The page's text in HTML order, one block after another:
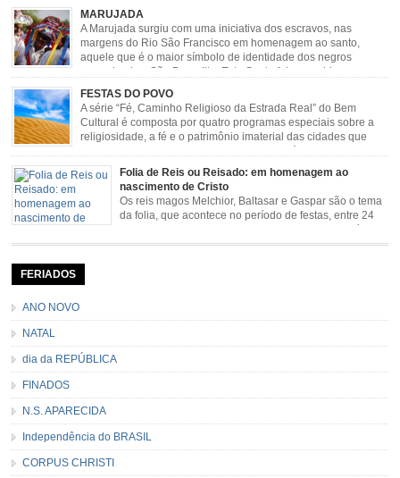
de boi, carreteada, carreiros, candeeiros, boiadas, carapinas, artesãos,
exposição agropecuária, ou seja é um ponto forte […]
MARUJADA
A Marujada surgiu com uma iniciativa dos escravos, nas
margens do Rio São Francisco em homenagem ao santo,
aquele que é o maior símbolo de identidade dos negros
escravizados, São Benedito. Este Santo foi assumido como
sendo milagroso e grande protetor de suas causas. o ponto alto da festa de
São Benedito é a Marujada. […]
FESTAS DO POVO
A série “Fé, Caminho Religioso da Estrada Real” do Bem
Cultural é composta por quatro programas especiais sobre a
religiosidade, a fé e o patrimônio imaterial das cidades que
fazem parte rota religiosa que liga os Santuários de Nossa
Senhora da Piedade (MG) e Nossa Senhora da Conceição Aparecida (SP)
pela Estrada Real. Quarto episódio […]
Folia de Reis ou Reisado: em homenagem ao
nascimento de Cristo
Os reis magos Melchior, Baltasar e Gaspar são o tema
da folia, que acontece no período de festas, entre 24
de dezembro e 06 de janeiro. Durante a festa, o líder e
seu contramestre lideram a música e o canto do grupo, passando pela
FERIADOS
ANO NOVO
NATAL
dia da REPÚBLICA
FINADOS
N.S. APARECIDA
Independência do BRASIL
CORPUS CHRISTI